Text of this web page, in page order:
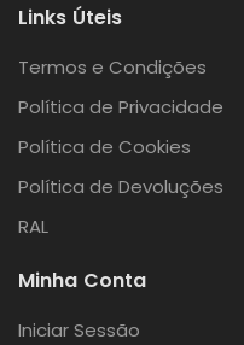
Links Úteis
Termos e Condições
Política de Privacidade
Política de Cookies
Política de Devoluções
RAL
Minha Conta
Iniciar Sessão